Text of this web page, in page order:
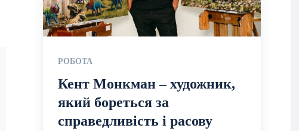
РОБОТА
Кент Монкман – художник,
який бореться за
справедливість і расову